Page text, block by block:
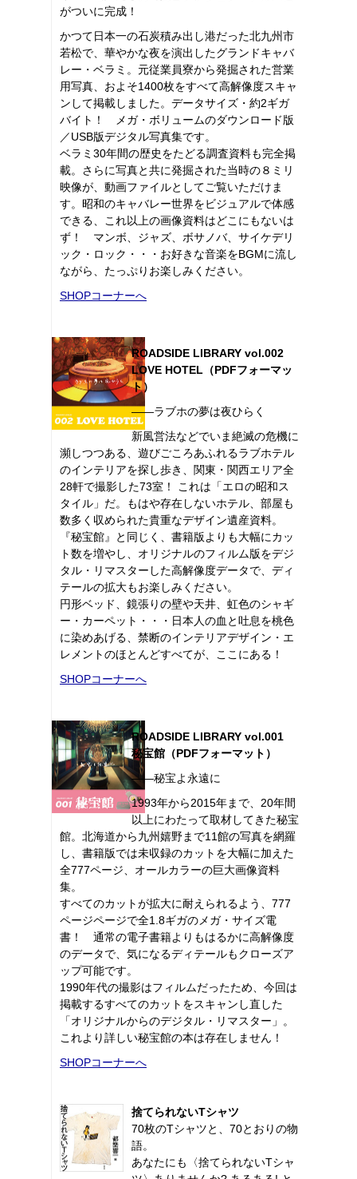
がついに完成！
かつて日本一の石炭積み出し港だった北九州市
若松で、華やかな夜を演出したグランドキャバ
レー・ベラミ。元従業員寮から発掘された営業
用写真、およそ1400枚をすべて高解像度スキャ
ンして掲載しました。データサイズ・約2ギガ
バイト！ メガ・ボリュームのダウンロード版
／USB版デジタル写真集です。
ベラミ30年間の歴史をたどる調査資料も完全掲
載。さらに写真と共に発掘された当時の８ミリ
映像が、動画ファイルとしてご覧いただけま
す。昭和のキャバレー世界をビジュアルで体感
できる、これ以上の画像資料はどこにもないは
ず！ マンボ、ジャズ、ボサノバ、サイケデリ
ック・ロック・・・お好きな音楽をBGMに流し
ながら、たっぷりお楽しみください。
SHOPコーナーへ
ROADSIDE LIBRARY vol.002
LOVE HOTEL（PDFフォーマッ
ト）
――ラブホの夢は夜ひらく
新風営法などでいま絶滅の危機に
瀕しつつある、遊びごころあふれるラブホテル
のインテリアを探し歩き、関東・関西エリア全
28軒で撮影した73室！ これは「エロの昭和ス
タイル」だ。もはや存在しないホテル、部屋も
数多く収められた貴重なデザイン遺産資料。
『秘宝館』と同じく、書籍版よりも大幅にカッ
ト数を増やし、オリジナルのフィルム版をデジ
タル・リマスターした高解像度データで、ディ
テールの拡大もお楽しみください。
円形ベッド、鏡張りの壁や天井、虹色のシャギ
ー・カーペット・・・日本人の血と吐息を桃色
に染めあげる、禁断のインテリアデザイン・エ
レメントのほとんどすべてが、ここにある！
SHOPコーナーへ
ROADSIDE LIBRARY vol.001
秘宝館（PDFフォーマット）
――秘宝よ永遠に
1993年から2015年まで、20年間
以上にわたって取材してきた秘宝
館。北海道から九州嬉野まで11館の写真を網羅
し、書籍版では未収録のカットを大幅に加えた
全777ページ、オールカラーの巨大画像資料
集。
すべてのカットが拡大に耐えられるよう、777
ページページで全1.8ギガのメガ・サイズ電
書！ 通常の電子書籍よりもはるかに高解像度
のデータで、気になるディテールもクローズア
ップ可能です。
1990年代の撮影はフィルムだったため、今回は
掲載するすべてのカットをスキャンし直した
「オリジナルからのデジタル・リマスター」。
これより詳しい秘宝館の本は存在しません！
SHOPコーナーへ
捨てられないTシャツ
70枚のTシャツと、70とおりの物
語。
あなたにも〈捨てられないTシャ